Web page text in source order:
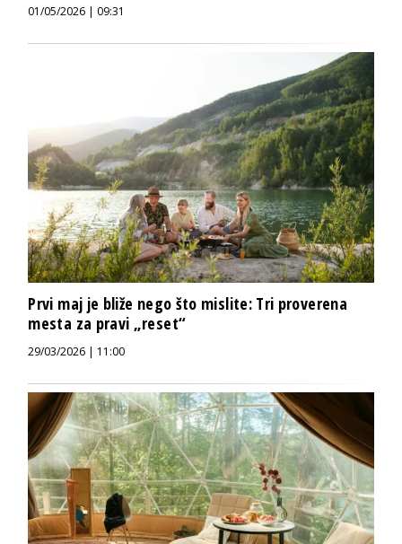
01/05/2026 | 09:31
Prvi maj je bliže nego što mislite: Tri proverena
mesta za pravi „reset“
29/03/2026 | 11:00